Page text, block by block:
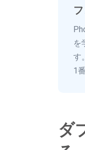
を
す
1
ダ